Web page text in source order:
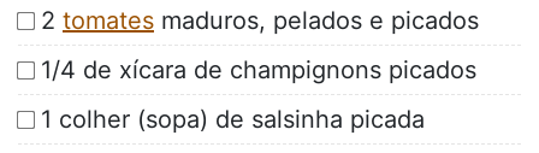
2 tomates maduros, pelados e picados
1/4 de xícara de champignons picados
1 colher (sopa) de salsinha picada